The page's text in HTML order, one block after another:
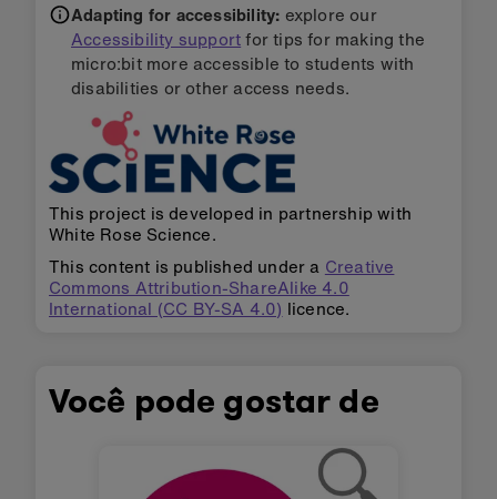
Adapting for accessibility: explore our
Accessibility supportfor tips for making the
micro:bit more accessible to students with
disabilities or other access needs.
This project is developed in partnership with
White Rose Science.
This content is published under a Creative
Commons Attribution-ShareAlike 4.0
International (CC BY-SA 4.0) licence.
Você pode gostar de